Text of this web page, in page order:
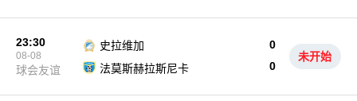
23:30
08-08
球会友谊
史拉维加
0
0
法莫斯赫拉斯尼卡
未开始